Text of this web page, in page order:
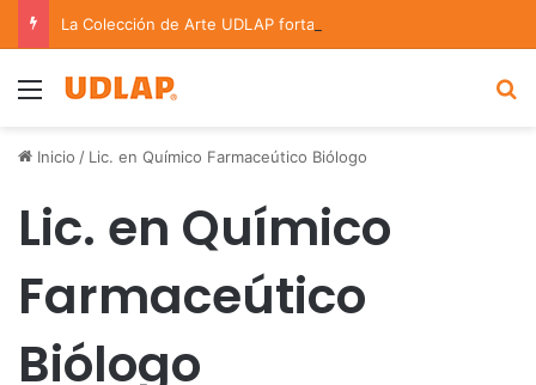
Menu
Inicio / Lic. en Químico Farmaceútico Biólogo
Lic. en Químico
Farmaceútico
Biólogo